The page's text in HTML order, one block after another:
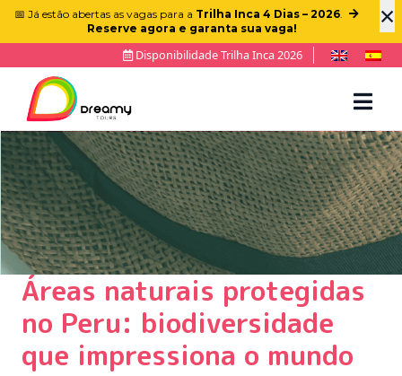
×
📅 Já estão abertas as vagas para a Trilha Inca 4 Dias – 2026.
Reserve agora e garanta sua vaga!
Disponibilidade Trilha Inca 2026
Áreas naturais protegidas
no Peru: biodiversidade
que impressiona o mundo